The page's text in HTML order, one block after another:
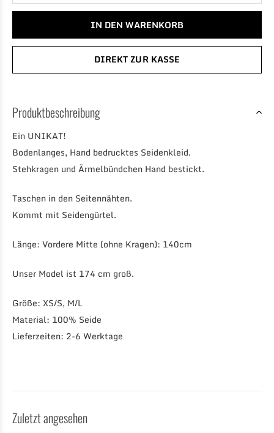
IN DEN WARENKORB
DIREKT ZUR KASSE
Produktbeschreibung
Ein UNIKAT!
Bodenlanges, Hand bedrucktes Seidenkleid.
Stehkragen und Ärmelbündchen Hand bestickt.
Taschen in den Seitennähten.
Kommt mit Seidengürtel.
Länge: Vordere Mitte (ohne Kragen): 140cm
Unser Model ist 174 cm groß.
Größe: XS/S, M/L
Material: 100% Seide
Lieferzeiten: 2-6 Werktage
Zuletzt angesehen